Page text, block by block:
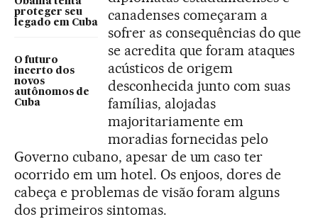
proteger seu
legado em Cuba
O futuro
incerto dos
novos
autônomos de
Cuba
canadenses começaram a
sofrer as consequências do que
se acredita que foram ataques
acústicos de origem
desconhecida junto com suas
famílias, alojadas
majoritariamente em
moradias fornecidas pelo
Governo cubano, apesar de um caso ter
ocorrido em um hotel. Os enjoos, dores de
cabeça e problemas de visão foram alguns
dos primeiros sintomas.